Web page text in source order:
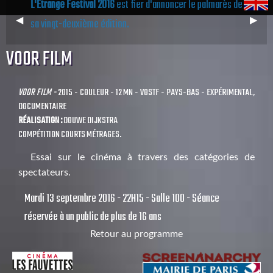
Previous
Slide
◀︎
Next
▶︎
L'Étrange Festival 2016est fier d'annoncer le palmarès de
sa vingt-deuxième édition.
VOOR FILM
VOOR FILM -2015 - COULEUR - 12 MN - VOSTF - PAYS-BAS - EXPÉRIMENTAL,
DOCUMENTAIRE
RÉALISATION :DOUWE DIJKSTRA
COMPÉTITION COURTS MÉTRAGES.
Essai sur le cinéma à travers des catégories de
spectateurs.
Mardi 13 septembre 2016 - 22H15 - Salle 100 - Séance
réservée à un public de plus de 16 ans
Retour au programme